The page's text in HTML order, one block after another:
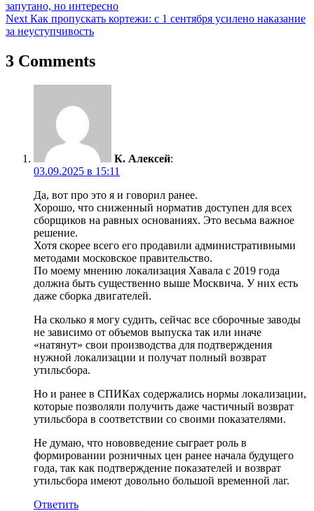
по
записям
запутано, но интересно
Next Как пропускать кортежи: с 1 сентября усилено наказание
за неуступчивость
3 Comments
К. Алексей:
03.09.2025 в 15:11
Да, вот про это я и говорил ранее.
Хорошо, что сниженный норматив доступен для всех
сборщиков на равных основаниях. Это весьма важное
решение.
Хотя скорее всего его продавили административными
методами московское правительство.
По моему мнению локализация Хавала с 2019 года
должна быть существенно выше Москвича. У них есть
даже сборка двигателей.
На сколько я могу судить, сейчас все сборочные заводы
не зависимо от объемов выпуска так или иначе
«натянут» свои производства для подтверждения
нужной локализации и получат полный возврат
утильсбора.
Но и ранее в СПИКах содержались нормы локализации,
которые позволяли получить даже частичный возврат
утильсбора в соответствии со своими показателями.
Не думаю, что нововведение сыграет роль в
формировании розничных цен ранее начала будущего
года, так как подтверждение показателей и возврат
утильсбора имеют довольно большой временной лаг.
Ответить